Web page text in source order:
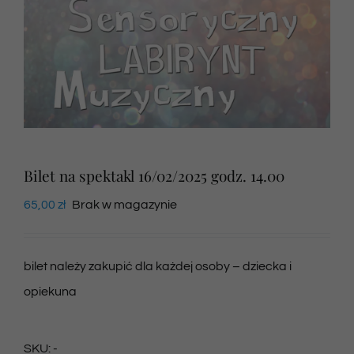
SKLEP VOD
Bilet na spektakl 16/02/2025 godz. 14.00
65,00 zł Brak w magazynie
bilet należy zakupić dla każdej osoby – dziecka i
opiekuna
SKU: -